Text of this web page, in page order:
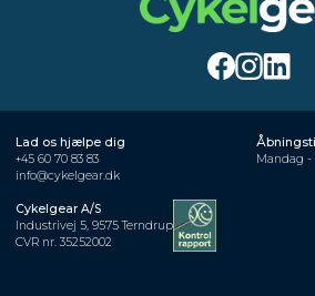
Lad os hjælpe dig
+45 60 70 83 83
info@cykelgear.dk
Mandag -
Cykelgear A/S
Industrivej 5, 9575 Terndrup
CVR nr. 35252002